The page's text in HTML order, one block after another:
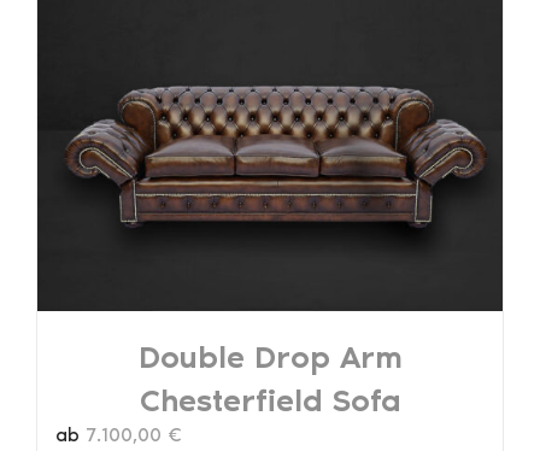
Double Drop Arm
Chesterfield Sofa
ab 7.100,00 €